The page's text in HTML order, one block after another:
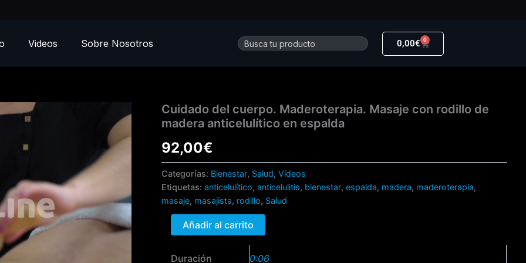
Videos Sobre Nosotros Buscar 0,00€ 0
Carrito
Cuidado del cuerpo. Maderoterapia. Masaje con rodillo de
madera anticelulítico en espalda
92,00€
Categorías: Bienestar, Salud,Vídeos
Etiquetas:anticelulítico,anticelulitis, bienestar,espalda, madera, maderoterapia,
masaje, masajista, rodillo, Salud
Cuidado
del
cuerpo.
Maderoterapia.
Masaje
con
rodillo
de
madera
anticelulítico
espalda
Añadir al carrito
Duración 0:06